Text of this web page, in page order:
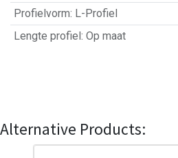
Profielvorm: L-Profiel
Lengte profiel: Op maat
Alternative Products: